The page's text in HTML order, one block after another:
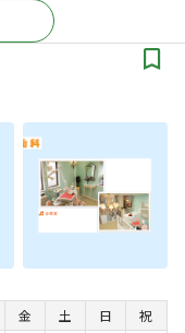
金 土 日
祝